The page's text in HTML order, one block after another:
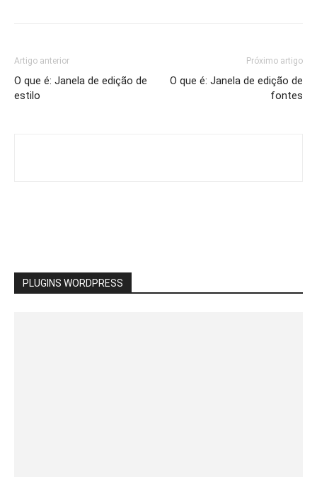
Artigo anterior
O que é: Janela de edição de
estilo
Próximo artigo
O que é: Janela de edição de
fontes
PLUGINS WORDPRESS